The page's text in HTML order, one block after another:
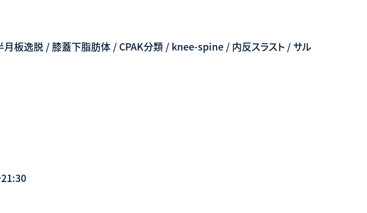
板逸脱 / 膝蓋下脂肪体 / CPAK分類 / knee-spine / 内反スラスト / サル
21:30